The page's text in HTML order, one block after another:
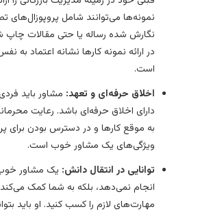
نمونه‌ها می‌توانند شامل پروپوزال‌های
نگارش شده رساله یا حتی مقالات چاپ شده
در ارائه نمونه کارها نشانه اعتماد به نفس
اخلاق حرفه‌ای و تعهد: مشاور باید فردی
دارای اخلاق حرفه‌ای باشد. رعایت محرمانگی
به موقع کارها و در دسترس بودن برای پرسش
ویژگی‌های یک مشاور خوب است.
توانایی در انتقال دانش:یک مشاور خوب، نه
انجام نمی‌دهد، بلکه به شما کمک می‌کند تا
مهارت‌های لازم را کسب کنید. او باید بتواند